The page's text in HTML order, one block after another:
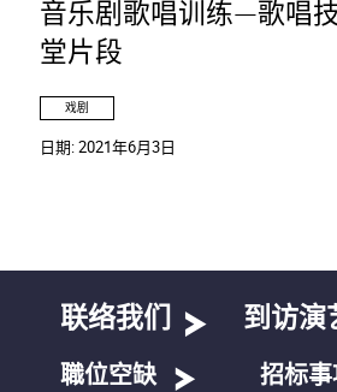
音乐剧歌唱训练—歌唱
堂片段
戏剧
日期:2021年6月3日
联络我们 到访演
職位空缺 招标事